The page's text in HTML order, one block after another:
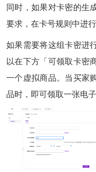
同时，如果对卡密的生
要求，在卡号规则中进行
如果需要将这组卡密进
以在下方「可领取卡密
一个虚拟商品。当买家
品时，即可领取一张电子